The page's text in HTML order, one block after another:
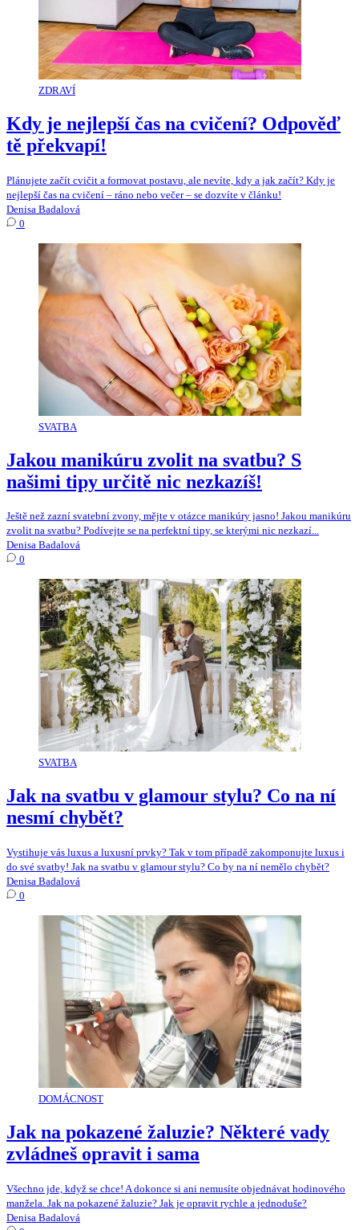
ZDRAVÍ
Kdy je nejlepší čas na cvičení? Odpověď
tě překvapí!
Plánujete začít cvičit a formovat postavu, ale nevíte, kdy a jak začít? Kdy je
nejlepší čas na cvičení – ráno nebo večer – se dozvíte v článku!
Denisa Badalová
0
SVATBA
Jakou manikúru zvolit na svatbu? S
našimi tipy určitě nic nezkazíš!
Ještě než zazní svatební zvony, mějte v otázce manikúry jasno! Jakou manikúru
zvolit na svatbu? Podívejte se na perfektní tipy, se kterými nic nezkazí...
Denisa Badalová
0
SVATBA
Jak na svatbu v glamour stylu? Co na ní
nesmí chybět?
Vystihuje vás luxus a luxusní prvky? Tak v tom případě zakomponujte luxus i
do své svatby! Jak na svatbu v glamour stylu? Co by na ní nemělo chybět?
Denisa Badalová
0
DOMÁCNOST
Jak na pokazené žaluzie? Některé vady
zvládneš opravit i sama
Všechno jde, když se chce! A dokonce si ani nemusíte objednávat hodinového
manžela. Jak na pokazené žaluzie? Jak je opravit rychle a jednoduše?
Denisa Badalová